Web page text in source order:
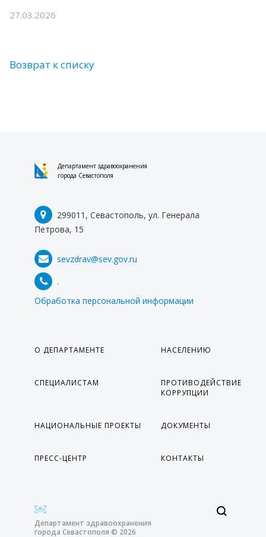
27.03.2026
Возврат к списку
Департамент здравоохранения
города Севастополя
299011, Севастополь, ул. Генерала
Петрова, 15
sevzdrav@sev.gov.ru
.
Обработка персональной информации
О ДЕПАРТАМЕНТЕ НАСЕЛЕНИЮ
СПЕЦИАЛИСТАМ
ПРОТИВОДЕЙСТВИЕ
КОРРУПЦИИ
НАЦИОНАЛЬНЫЕ ПРОЕКТЫ ДОКУМЕНТЫ
ПРЕСС-ЦЕНТР КОНТАКТЫ
Департамент здравоохранения
города Севастополя © 2026